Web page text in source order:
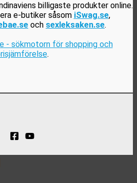
billigaste produkter online.
e-butiker såsom iSwag.se,
och sexleksaken.se.
- sökmotorn för shopping och
.